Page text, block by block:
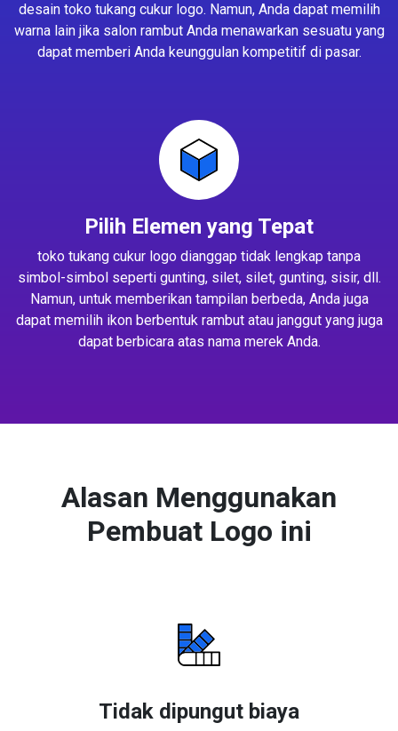
desain toko tukang cukur logo. Namun, Anda dapat memilih
warna lain jika salon rambut Anda menawarkan sesuatu yang
dapat memberi Anda keunggulan kompetitif di pasar.
Pilih Elemen yang Tepat
toko tukang cukur logo dianggap tidak lengkap tanpa
simbol-simbol seperti gunting, silet, silet, gunting, sisir, dll.
Namun, untuk memberikan tampilan berbeda, Anda juga
dapat memilih ikon berbentuk rambut atau janggut yang juga
dapat berbicara atas nama merek Anda.
Alasan Menggunakan
Pembuat Logo ini
Tidak dipungut biaya